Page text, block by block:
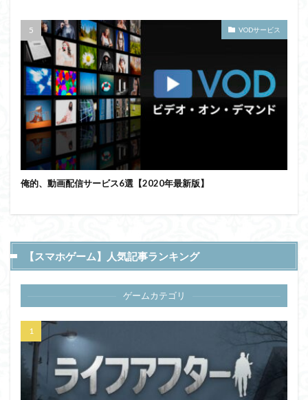
VODサービス
俺的、動画配信サービス6選【2020年最新版】
【スマホゲーム】人気記事ランキング
ゲームカテゴリ